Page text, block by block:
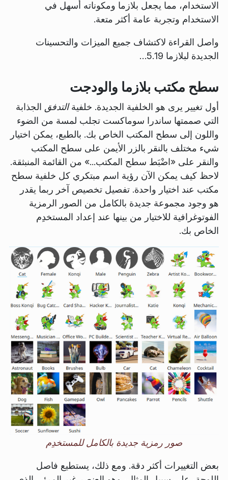
الاستخدام، مما يجعل بلازما ومكوناته أسهل في
الاستخدام وتجربة عامة أكثر متعة.
واصل القراءة لاكتشاف جميع الميزات والتحسينات
الجديدة لبلازما 5.19…
سطح مكتب بلازما والودجت
أول تغيير يرى هو الخلفية الجديدة. خلفيةالتدفق الجذابة
التي صممتها ساندرا سوماكست تجلب لمسة من الضوء
واللون إلى سطح المكتب الخاص بك. بالطبع، يمكن اختيار
شيء مختلف بالنقر بالزر الأيمن على سطح المكتب
والنقر على «اضْبَط سطح المكتب...» من القائمة المنبثقة.
لاحظ كيف يمكن الآن رؤية اسم مبتكري كل خلفية سطح
مكتب عند اختيار واحدة. تفصيل تخصيص آخر ربما يقدر
هو وجود مجموعة جديدة بالكامل من الصور الرمزية
الفوتوغرافية للاختيار من بينها عند إعداد المستخدِم
الخاص بك.
صور رمزية جديدة بالكامل للمستخدِم
بعض التغييرات أكثر دقة. ومع ذلك، يستطيع فاصل